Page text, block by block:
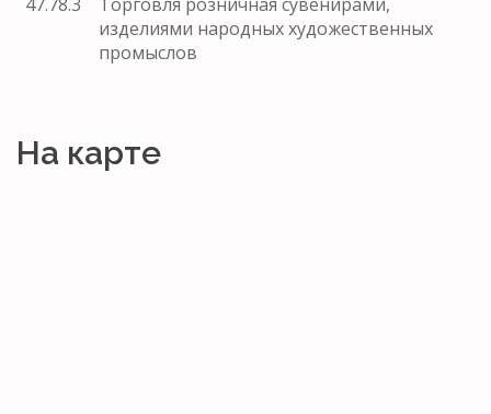
изделиями народных художественных
промыслов
На карте